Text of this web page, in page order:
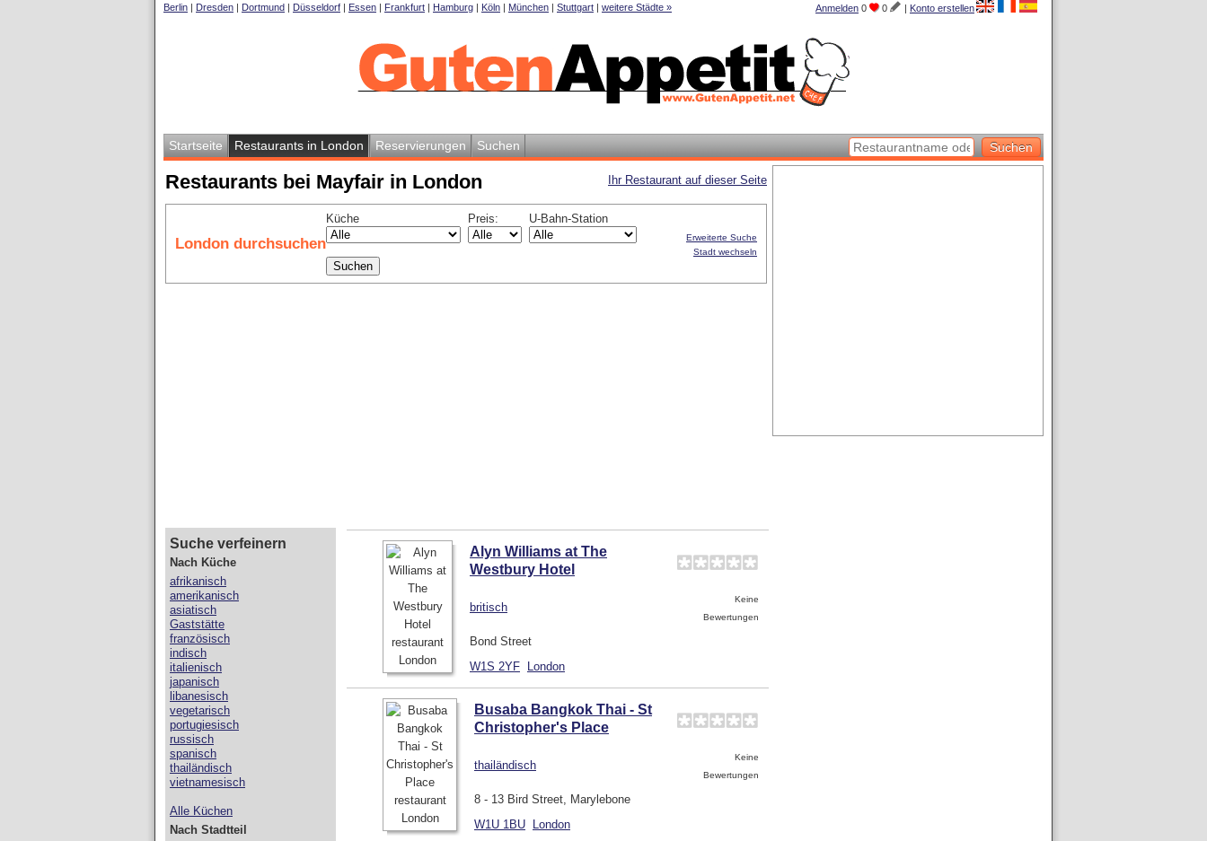
Anmelden 0 0 | Konto erstellen
Berlin | Dresden | Dortmund | Düsseldorf | Essen | Frankfurt | Hamburg | Köln | München | Stuttgart | weitere Städte »
Startseite Restaurants in London Reservierungen Suchen
Ihr Restaurant auf dieser Seite
Restaurants bei Mayfair in London
London durchsuchen
Küche Preis: U-Bahn-Station
Erweiterte Suche
Stadt wechseln
Alyn Williams at The
Westbury Hotel
britisch
Keine
Bewertungen
Bond Street
W1S 2YF
London
Busaba Bangkok Thai - St
Christopher's Place
thailändisch
Keine
Bewertungen
8 - 13 Bird Street, Marylebone
W1U 1BU
London
Suche verfeinern
Nach Küche
afrikanisch
amerikanisch
asiatisch
Gaststätte
französisch
indisch
italienisch
japanisch
libanesisch
vegetarisch
portugiesisch
russisch
spanisch
thailändisch
vietnamesisch
Alle Küchen
Nach Stadtteil